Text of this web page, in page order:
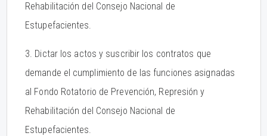
Rehabilitación del Consejo Nacional de
Estupefacientes.
3. Dictar los actos y suscribir los contratos que
demande el cumplimiento de las funciones asignadas
al Fondo Rotatorio de Prevención, Represión y
Rehabilitación del Consejo Nacional de
Estupefacientes.